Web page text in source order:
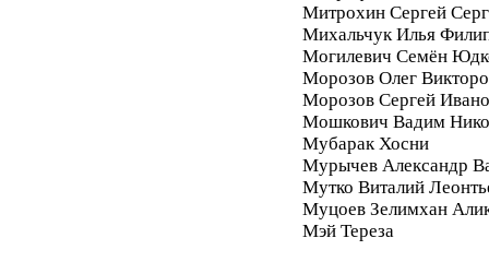
Митрохин Сергей
Михальчук Илья
Могилевич Семён
Морозов Олег
Морозов Сергей
Мошкович Вадим
Мубарак Хосни
Мурычев Александр
Мутко Виталий
Муцоев Зелимхан
Мэй Тереза